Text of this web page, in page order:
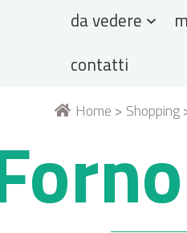
da vedere
contatti
Tu Home > Shopping